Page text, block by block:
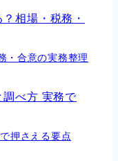
・合意の実務整理
押さえる要点